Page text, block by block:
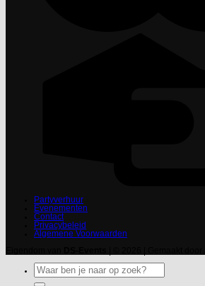
Partyverhuur
Evenementen
Contact
Privacybeleid
Algemene Voorwaarden
Zoeken
naar: